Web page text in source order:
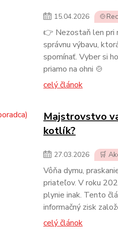
15.04.2026
👉 Nezostaň len pri
správnu výbavu,
spomínať. Vyber si
priamo na ohni 🍲
celý článok
Majstrovstvo
kotlík?
27.03.2026 🛒
Vôňa dymu,
priateľov. V roku
plynie inak. Tento
informačný zisk
celý článok